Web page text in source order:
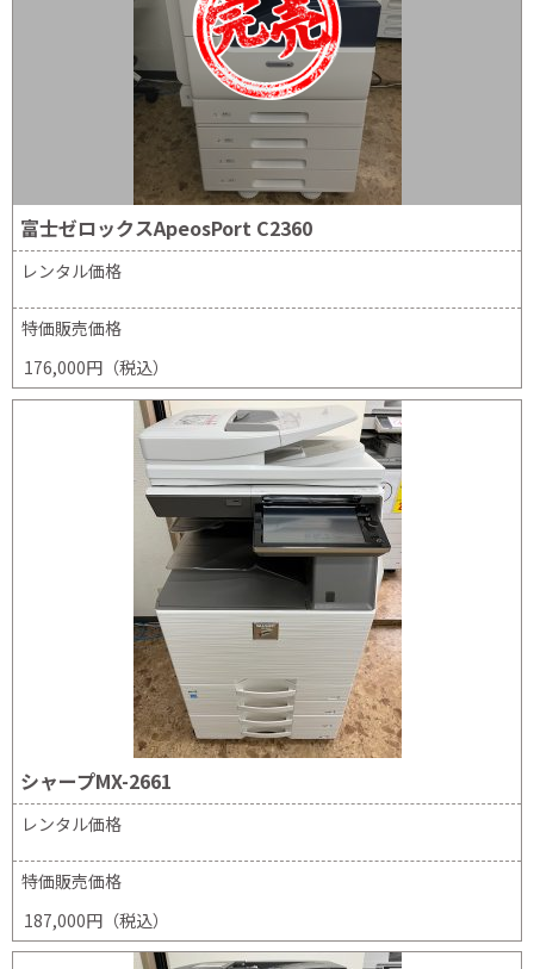
富士ゼロックスApeosPort C2360
レンタル価格
特価販売価格
176,000円（税込）
シャープMX-2661
レンタル価格
特価販売価格
187,000円（税込）